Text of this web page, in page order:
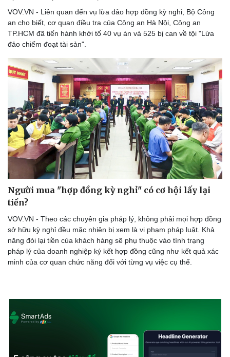
Doanh nghiệp
Thông tin doanh nghiệp
Doanh nghiệp 24h
Doanh nhân
Vì cộng đồng
Sành điệu
Tin Công nghệ
Trải nghiệm
Chuyển đổi số
VOV.VN - Liên quan đến vụ lừa đảo hợp đồng kỳ nghỉ, Bộ Công
an cho biết, cơ quan điều tra của Công an Hà Nội, Công an
TP.HCM đã tiến hành khởi tố 40 vụ án và 525 bị can về tội "Lừa
đảo chiếm đoạt tài sản".
Người mua "hợp đồng kỳ nghỉ" có cơ hội lấy lại
tiền?
VOV.VN - Theo các chuyên gia pháp lý, không phải mọi hợp đồng
sở hữu kỳ nghỉ đều mặc nhiên bị xem là vi phạm pháp luật. Khả
năng đòi lại tiền của khách hàng sẽ phụ thuộc vào tình trạng
pháp lý của doanh nghiệp ký kết hợp đồng cũng như kết quả xác
minh của cơ quan chức năng đối với từng vụ việc cụ thể.